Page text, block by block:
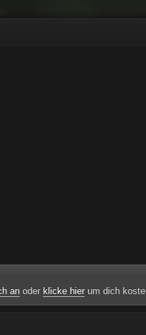
an oder klicke hier um dich